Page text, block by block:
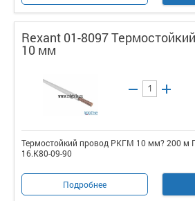
Rexant 01-8097
10 мм
Термостойкий провод РКГМ 10 мм? 200 м
16.К80-09-90
Подробнее